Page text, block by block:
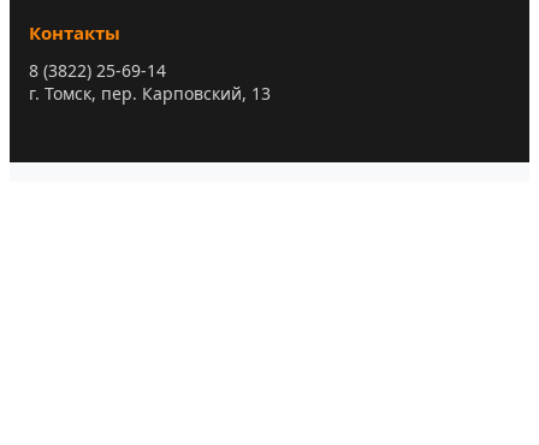
Контакты
8 (3822) 25-69-14
г. Томск, пер. Карповский, 13